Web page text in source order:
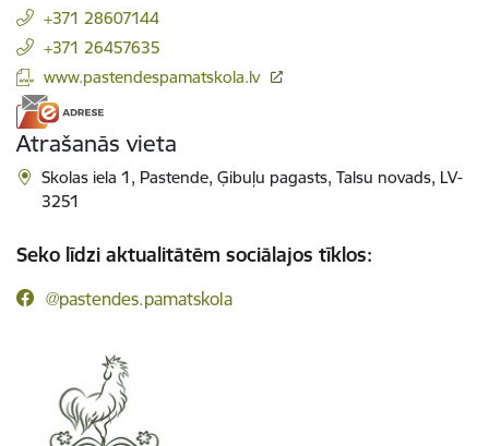
+371 28607144
+371 26457635
www.pastendespamatskola.lv
Atrašanās vieta
Skolas iela 1, Pastende, Ģibuļu pagasts, Talsu novads, LV-
3251
Seko līdzi aktualitātēm sociālajos tīklos:
@pastendes.pamatskola